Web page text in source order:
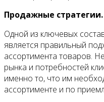
Продажные стратегии.
Одной из ключевых
является правильный
ассортимента товаров.
рынка и потребностей
именно то, что им
ассортименте и по